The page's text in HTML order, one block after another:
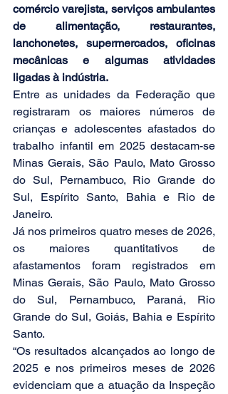
comércio varejista, serviços ambulantes
de alimentação, restaurantes,
lanchonetes, supermercados, oficinas
mecânicas e algumas atividades
ligadas à indústria.
Entre as unidades da Federação que
registraram os maiores números de
crianças e adolescentes afastados do
trabalho infantil em 2025 destacam-se
Minas Gerais, São Paulo, Mato Grosso
do Sul, Pernambuco, Rio Grande do
Sul, Espírito Santo, Bahia e Rio de
Janeiro.
Já nos primeiros quatro meses de 2026,
os maiores quantitativos de
afastamentos foram registrados em
Minas Gerais, São Paulo, Mato Grosso
do Sul, Pernambuco, Paraná, Rio
Grande do Sul, Goiás, Bahia e Espírito
Santo.
“Os resultados alcançados ao longo de
2025 e nos primeiros meses de 2026
evidenciam que a atuação da Inspeção